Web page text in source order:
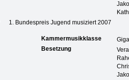
1. Bundespreis Jugend musiziert 2007
Kammermusikklasse
Besetzung